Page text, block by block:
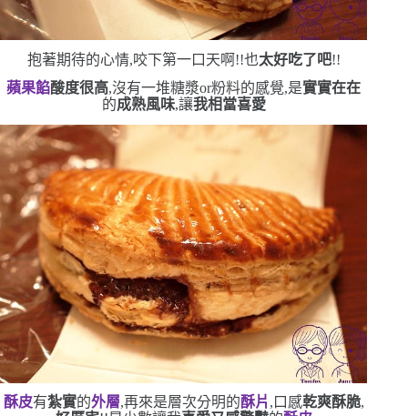
抱著期待的心情,咬下第一口 天啊!!也太好吃了吧!!
蘋果餡酸度很高,沒有一堆糖漿or粉料的感覺,是實實在在
的成熟風味,讓我相當喜愛
酥皮有紮實的外層,再來是層次分明的酥片 ,口感乾爽酥脆,